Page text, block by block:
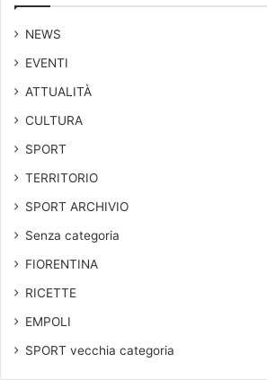
NEWS
EVENTI
ATTUALITÀ
CULTURA
SPORT
TERRITORIO
SPORT ARCHIVIO
Senza categoria
FIORENTINA
RICETTE
EMPOLI
SPORT vecchia categoria